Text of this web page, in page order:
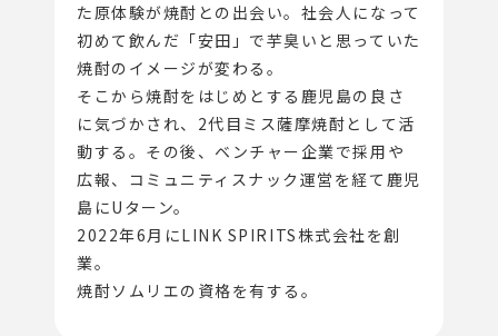
た原体験が焼酎との出会い。社会人になって
初めて飲んだ「安田」で芋臭いと思っていた
焼酎のイメージが変わる。
そこから焼酎をはじめとする鹿児島の良さ
に気づかされ、2代目ミス薩摩焼酎として活
動する。その後、ベンチャー企業で採用や
広報、コミュニティスナック運営を経て鹿児
島にUターン。
2022年6月にLINK SPIRITS株式会社を創
業。
焼酎ソムリエの資格を有する。